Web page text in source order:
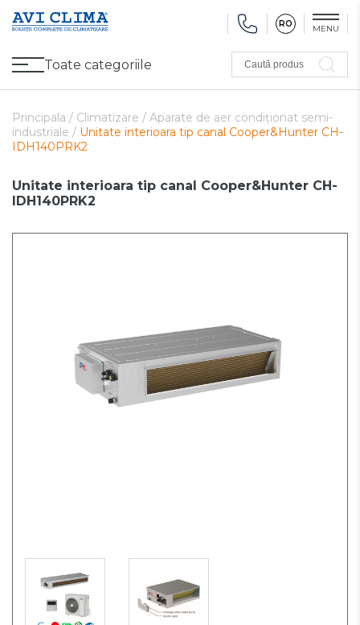
RO MENU
Toate categoriile
Climatizare
Ventilare
Caută produs
Principala / Climatizare / Aparate de aer condiționat semi-
industriale / Unitate interioara tip canal Cooper&Hunter CH-
IDH140PRK2
Unitate interioara tip canal Cooper&Hunter CH-
IDH140PRK2